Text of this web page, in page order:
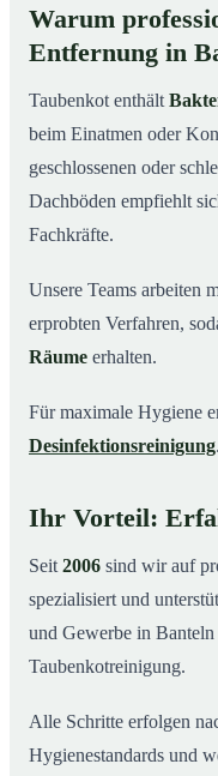
Warum
Entfernung in
Taubenkot enthält
beim Einatmen oder
geschlossenen oder
Dachböden empfiehlt
Fachkräfte.
Unsere Teams arbeiten
erprobten Verfahren,
Räume erhalten.
Für maximale Hygiene
Desinfektionsreinigung.
Ihr Vorteil:
Seit 2006 sind wir auf
spezialisiert und
und Gewerbe in
Taubenkotreinigung.
Alle Schritte erfolgen
Hygienestandards und